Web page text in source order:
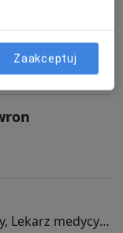
Ortopeda, Lekarz rodzinny, Lekarz medycyny pracy
Zaakceptuj